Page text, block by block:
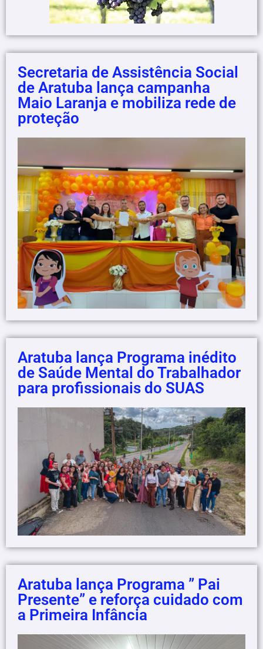
Secretaria de Assistência Social
de Aratuba lança campanha
Maio Laranja e mobiliza rede de
proteção
Aratuba lança Programa inédito
de Saúde Mental do Trabalhador
para profissionais do SUAS
Aratuba lança Programa ” Pai
Presente” e reforça cuidado com
a Primeira Infância